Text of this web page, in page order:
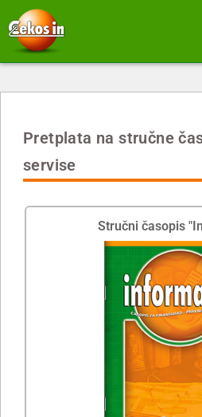
Pretplata na stručne
servise
Stručni časopis